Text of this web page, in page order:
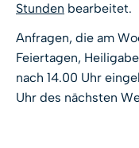
Stunden bearbeitet.
Anfragen, die am
Feiertagen,
nach 14.00 Uhr
Uhr des nächsten